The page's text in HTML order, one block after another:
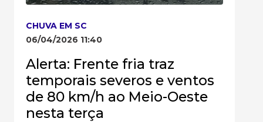
CHUVA EM SC
06/04/2026 11:40
Alerta: Frente fria traz
temporais severos e ventos
de 80 km/h ao Meio-Oeste
nesta terça